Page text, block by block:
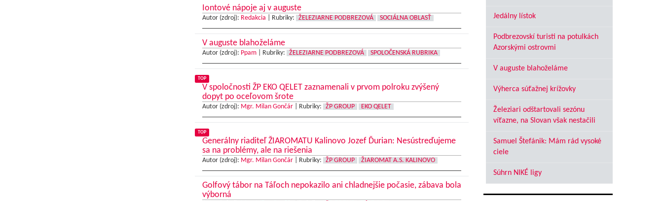
Iontové nápoje aj v auguste
Autor (zdroj): Redakcia Rubriky: ŽELEZIARNE PODBREZOVÁ SOCIÁLNA OBLASŤ
V auguste blahoželáme
Autor (zdroj): Ppam| Rubriky: ŽELEZIARNE PODBREZOVÁ SPOLOČENSKÁ RUBRIKA
TOP
V spoločnosti ŽP EKO QELET zaznamenali v prvom polroku zvýšený
dopyt po oceľovom šrote
Autor (zdroj): Mgr. Milan Gončár| Rubriky: ŽP GROUP EKO QELET
TOP
Generálny riaditeľ ŽIAROMATU Kalinovo Jozef Ďurian: Nesústreďujeme
sa na problémy, ale na riešenia
Autor (zdroj): Mgr. Milan Gončár| Rubriky: ŽP GROUP ŽIAROMAT A.S. KALINOVO
Golfový tábor na Táľoch nepokazilo ani chladnejšie počasie, zábava bola
výborná
Jedálny lístok
Podbrezovskí turisti na potulkách
Azorskými ostrovmi
V auguste blahoželáme
Výherca súťažnej krížovky
Železiari odštartovali sezónu
víťazne, na Slovan však nestačili
Samuel Štefánik: Mám rád vysoké
ciele
Súhrn NIKÉ ligy